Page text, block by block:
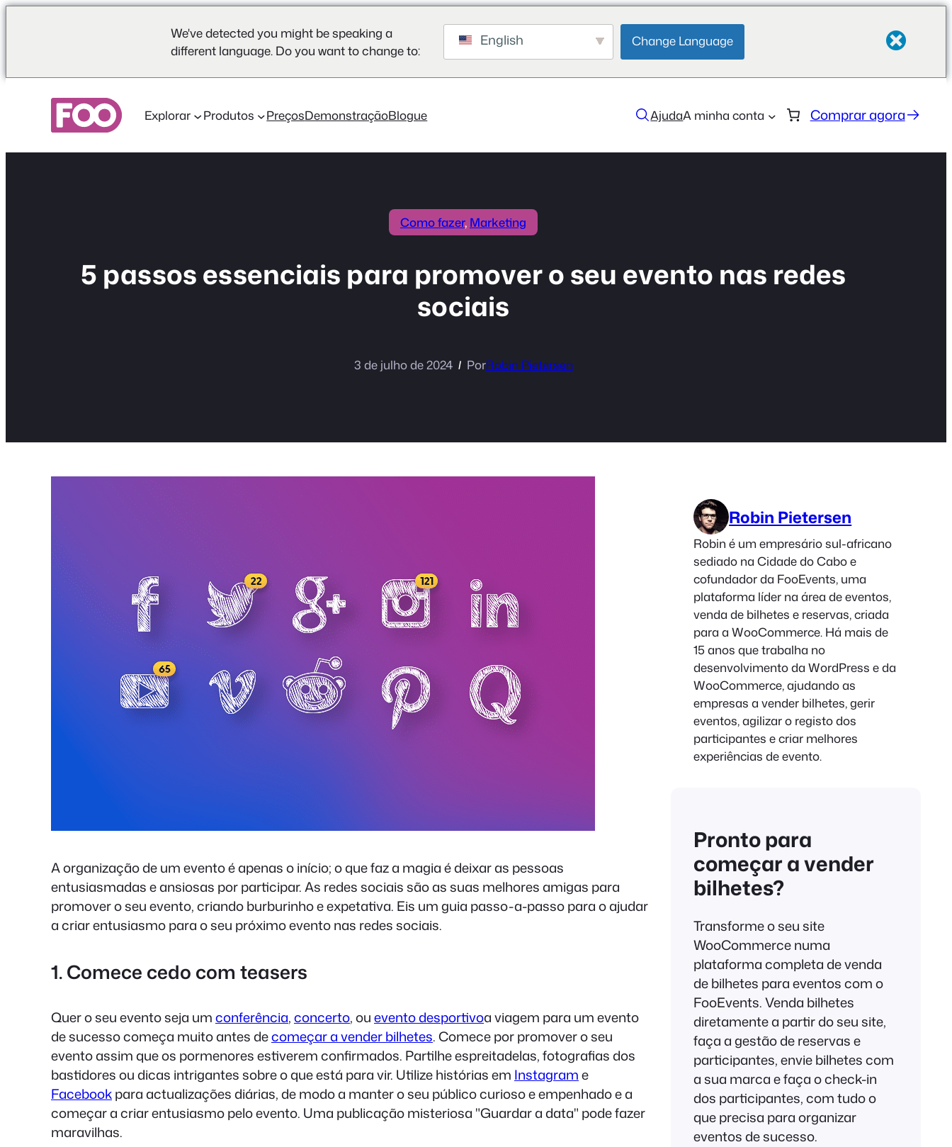
We've detected you might be speaking a
different language. Do you want to change to:
English Change Language
Explorar Produtos PreçosDemonstraçãoBlogue AjudaA minha conta Comprar agora
Como fazer, Marketing
5 passos essenciais para promover o seu evento nas redes
sociais
3 de julho de 2024 PorRobin Pietersen
A organização de um evento é apenas o início; o que faz a magia é deixar as pessoas
entusiasmadas e ansiosas por participar. As redes sociais são as suas melhores amigas para
promover o seu evento, criando burburinho e expetativa. Eis um guia passo-a-passo para o ajudar
a criar entusiasmo para o seu próximo evento nas redes sociais.
1. Comece cedo com teasers
Quer o seu evento seja umconferência,concerto, ouevento desportivoa viagem para um evento
de sucesso começa muito antes decomeçar a vender bilhetes. Comece por promover o seu
evento assim que os pormenores estiverem confirmados. Partilhe espreitadelas, fotografias dos
bastidores ou dicas intrigantes sobre o que está para vir. Utilize histórias em Instagrame
Facebookpara actualizações diárias, de modo a manter o seu público curioso e empenhado e a
começar a criar entusiasmo pelo evento. Uma publicação misteriosa "Guardar a data" pode fazer
maravilhas.
Robin Pietersen
Robin é um empresário sul-africano
sediado na Cidade do Cabo e
cofundador da FooEvents, uma
plataforma líder na área de eventos,
venda de bilhetes e reservas, criada
para a WooCommerce. Há mais de
15 anos que trabalha no
desenvolvimento da WordPress e da
WooCommerce, ajudando as
empresas a vender bilhetes, gerir
eventos, agilizar o registo dos
participantes e criar melhores
experiências de evento.
Pronto para
começar a vender
bilhetes?
Transforme o seu site
WooCommerce numa
plataforma completa de venda
de bilhetes para eventos com o
FooEvents. Venda bilhetes
diretamente a partir do seu site,
faça a gestão de reservas e
participantes, envie bilhetes com
a sua marca e faça o check-in
dos participantes, com tudo o
que precisa para organizar
eventos de sucesso.